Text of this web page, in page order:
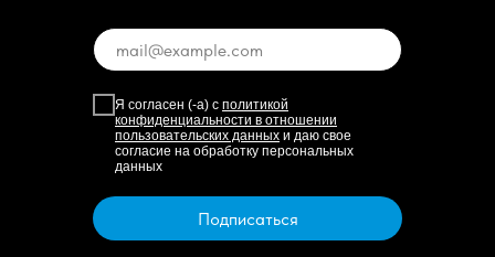
Я согласен (-а) с политикой
конфиденциальности в отношении
пользовательских данных и даю свое
согласие на обработку персональных
данных
Подписаться